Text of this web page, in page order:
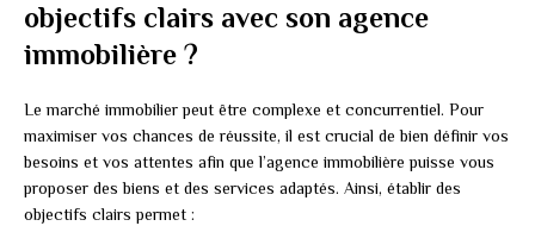
objectifs clairs avec son agence
immobilière ?
Le marché immobilier peut être complexe et concurrentiel. Pour
maximiser vos chances de réussite, il est crucial de bien définir vos
besoins et vos attentes afin que l’agence immobilière puisse vous
proposer des biens et des services adaptés. Ainsi, établir des
objectifs clairs permet :